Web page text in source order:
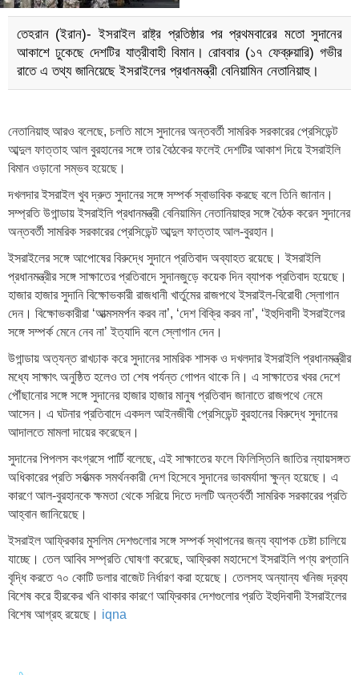
তেহরান (ইরান)- ইসরাইল রাষ্ট্র প্রতিষ্ঠার পর প্রথমবারের মতো সুদানের
আকাশে ঢুকেছে দেশটির যাত্রীবাহী বিমান। রোববার (১৭ ফেব্রুয়ারি) গভীর
রাতে এ তথ্য জানিয়েছে ইসরাইলের প্রধানমন্ত্রী বেনিয়ামিন নেতানিয়াহু।
নেতানিয়াহু আরও বলেছে, চলতি মাসে সুদানের অন্তবর্তী সামরিক সরকারের প্রেসিডেন্ট
আব্দুল ফাত্তাহ আল বুরহানের সঙ্গে তার বৈঠকের ফলেই দেশটির আকাশ দিয়ে ইসরাইলি
বিমান ওড়ানো সম্ভব হয়েছে।
দখলদার ইসরাইল খুব দ্রুত সুদানের সঙ্গে সম্পর্ক স্বাভাবিক করছে বলে তিনি জানান।
সম্প্রতি উগান্ডায় ইসরাইলি প্রধানমন্ত্রী বেনিয়ামিন নেতানিয়াহুর সঙ্গে বৈঠক করেন সুদানের
অন্তবর্তী সামরিক সরকারের প্রেসিডেন্ট আব্দুল ফাত্তাহ আল-বুরহান।
ইসরাইলের সঙ্গে আপোষের বিরুদ্ধে সুদানে প্রতিবাদ অব্যাহত রয়েছে। ইসরাইলি
প্রধানমন্ত্রীর সঙ্গে সাক্ষাতের প্রতিবাদে সুদানজুড়ে কয়েক দিন ব্যাপক প্রতিবাদ হয়েছে।
হাজার হাজার সুদানি বিক্ষোভকারী রাজধানী খার্তুমের রাজপথে ইসরাইল-বিরোধী স্লোগান
দেন। বিক্ষোভকারীরা ‘আত্মসমর্পন করব না’, ‘দেশ বিক্রি করব না’, ‘ইহুদিবাদী ইসরাইলের
সঙ্গে সম্পর্ক মেনে নেব না’ ইত্যাদি বলে স্লোগান দেন।
উগান্ডায় অত্যন্ত রাখঢাক করে সুদানের সামরিক শাসক ও দখলদার ইসরাইলি প্রধানমন্ত্রীর
মধ্যে সাক্ষাৎ অনুষ্ঠিত হলেও তা শেষ পর্যন্ত গোপন থাকে নি। এ সাক্ষাতের খবর দেশে
পৌঁছানোর সঙ্গে সঙ্গে সুদানের হাজার হাজার মানুষ প্রতিবাদ জানাতে রাজপথে নেমে
আসেন। এ ঘটনার প্রতিবাদে একদল আইনজীবী প্রেসিডেন্ট বুরহানের বিরুদ্ধে সুদানের
আদালতে মামলা দায়ের করেছেন।
সুদানের পিপলস কংগ্রসে পার্টি বলেছে, এই সাক্ষাতের ফলে ফিলিস্তিনি জাতির ন্যায়সঙ্গত
অধিকারের প্রতি সর্বাত্মক সমর্থনকারী দেশ হিসেবে সুদানের ভাবমর্যাদা ক্ষুন্ন হয়েছে। এ
কারণে আল-বুরহানকে ক্ষমতা থেকে সরিয়ে দিতে দলটি অন্তর্বর্তী সামরিক সরকারের প্রতি
আহ্বান জানিয়েছে।
ইসরাইল আফ্রিকার মুসলিম দেশগুলোর সঙ্গে সম্পর্ক স্থাপনের জন্য ব্যাপক চেষ্টা চালিয়ে
যাচ্ছে। তেল আবিব সম্প্রতি ঘোষণা করেছে, আফ্রিকা মহাদেশে ইসরাইলি পণ্য রপ্তানি
বৃদ্ধি করতে ৭০ কোটি ডলার বাজেট নির্ধারণ করা হয়েছে। তেলসহ অন্যান্য খনিজ দ্রব্য
বিশেষ করে হীরকের খনি থাকার কারণে আফ্রিকার দেশগুলোর প্রতি ইহুদিবাদী ইসরাইলের
বিশেষ আগ্রহ রয়েছে। iqna